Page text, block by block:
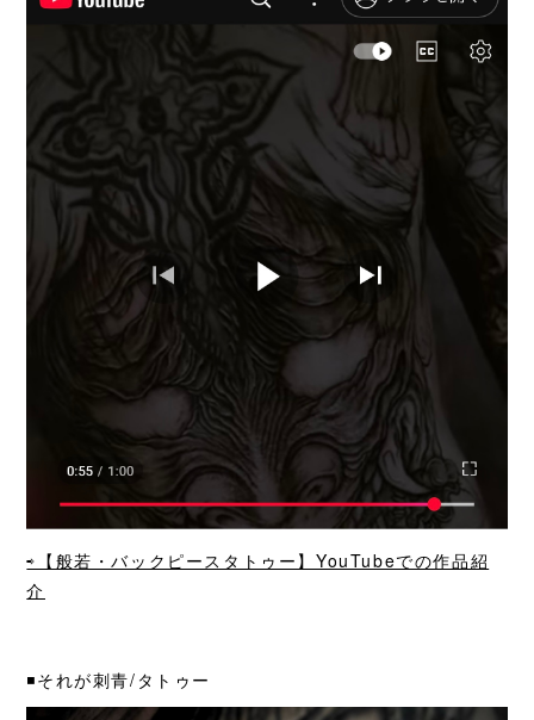
⇨【般若・バックピースタトゥー】YouTubeでの作品紹
介
◾️それが刺青/タトゥー